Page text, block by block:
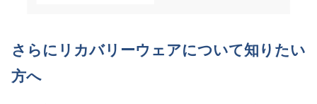
さらにリカバリーウェアについて知りたい
方へ